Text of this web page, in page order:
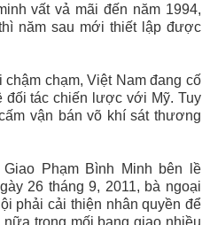
vất vả mãi đến năm 1994,
năm sau mới thiết lập được
chạm, Việt Nam đang cố
đối tác chiến lược với Mỹ. Tuy
vận bán võ khí sát thương
Phạm Bình Minh bên lề
26 tháng 9, 2011, bà ngoại
phải cải thiện nhân quyền để
trong mối bang giao nhiều